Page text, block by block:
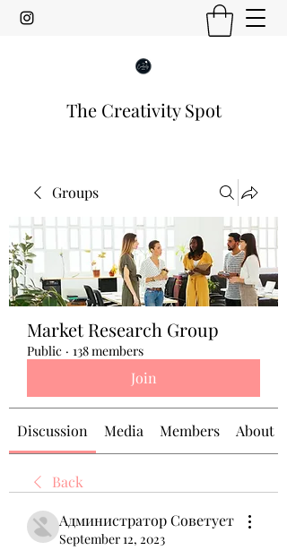
The Creativity Spot
Groups
Market Research Group
Public · 138 members
Join
Discussion Media Members About
Back
Администратор Советует
September 12, 2023